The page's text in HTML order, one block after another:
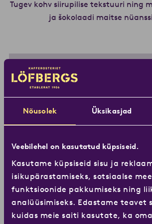
Nõusolek Üksikasjad
Veebilehel on kasutatud küpsiseid.
Kasutame küpsiseid sisu ja
isikupärastamiseks, sotsiaalse
funktsioonide pakkumiseks ning
analüüsimiseks. Edastame teavet
kuidas meie saiti kasutate, ka
Tugev kohv siirupilise tekstuuri ning
ja šokolaadi maitse